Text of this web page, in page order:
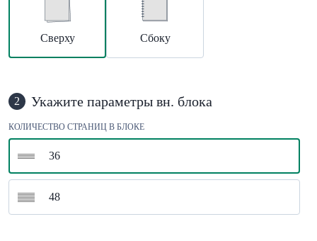
Сверху Сбоку
2 Укажите параметры вн. блока
КОЛИЧЕСТВО СТРАНИЦ В БЛОКЕ
36
48